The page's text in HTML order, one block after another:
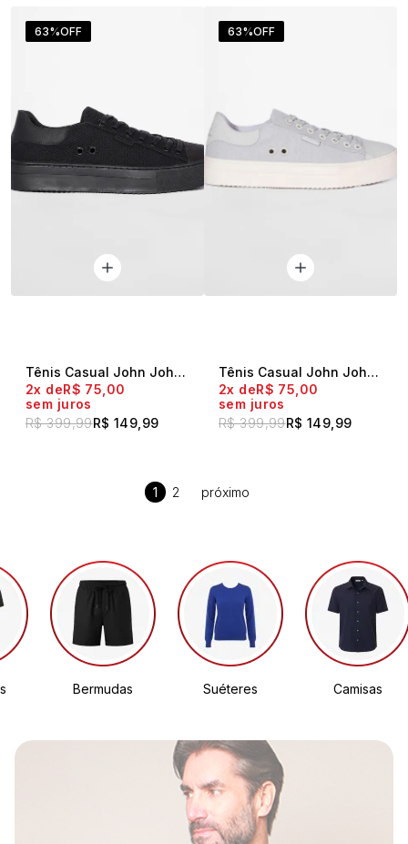
63%OFF
Tênis Casual John John Preto
R$ 399,99R$ 149,99
2x
R$ 75,00
sem juros
63%OFF
Tênis Casual John John Grey
R$ 399,99R$ 149,99
2x
R$ 75,00
sem juros
1 2
Bermudas Suéteres Camisas